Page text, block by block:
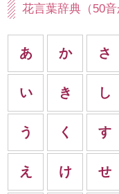
花言葉辞典（50音
あ
い
う
え
か
き
く
け
さ
し
す
せ